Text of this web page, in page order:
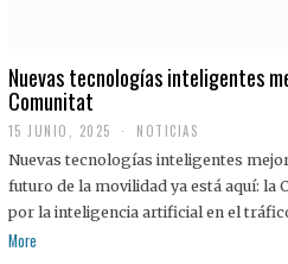
Nuevas tecnologías inteligentes
Comunitat
15 JUNIO, 2025 NOTICIAS
Nuevas tecnologías inteligentes
futuro de la movilidad ya está aquí: la
por la inteligencia artificial en el
More